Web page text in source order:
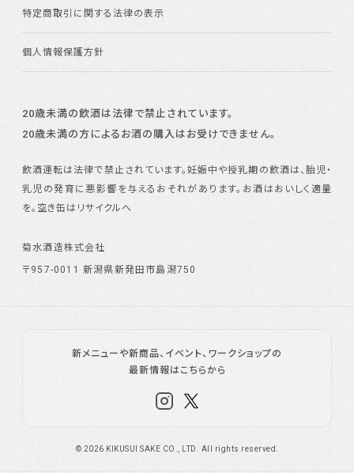
20歳未満の飲酒は法律で禁止されています。
20歳未満の方によるお酒の購入はお受けできません。
飲酒運転は法律で禁止されています。妊娠中や授乳期の飲酒は、胎児・
乳児の発育に悪影響を与えるおそれがあります。 お酒はおいしく適量
を。空き缶はリサイクルへ
菊水酒造株式会社
〒957-0011 新潟県新発田市島潟750
特定商取引に関する法律の表示
個人情報保護方針
新メニューや新商品、イベント、ワークショップの
最新情報はこちらから
© 2026 KIKUSUI SAKE CO., LTD. All rights reserved.